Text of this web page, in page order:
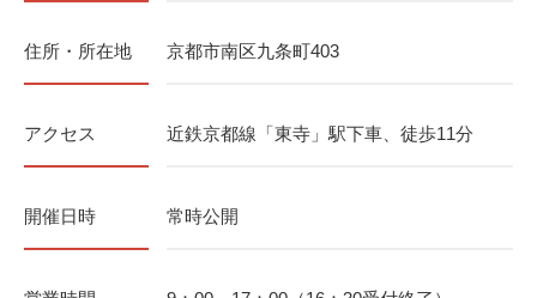
住所・所在地 京都市南区九条町403
アクセス 近鉄京都線「東寺」駅下車、徒歩11分
開催日時 常時公開